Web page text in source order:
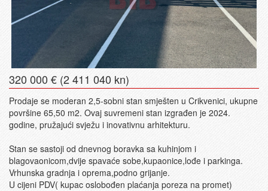
320 000 € (2 411 040 kn)
Prodaje se moderan 2,5-sobni stan smješten u Crikvenici, ukupne
površine 65,50 m2. Ovaj suvremeni stan izgrađen je 2024.
godine, pružajući svježu i inovativnu arhitekturu.
Stan se sastoji od dnevnog boravka sa kuhinjom i
blagovaonicom,dvije spavaće sobe,kupaonice,lođe i parkinga.
Vrhunska gradnja i oprema,podno grijanje.
U cijeni PDV( kupac oslobođen plaćanja poreza na promet)